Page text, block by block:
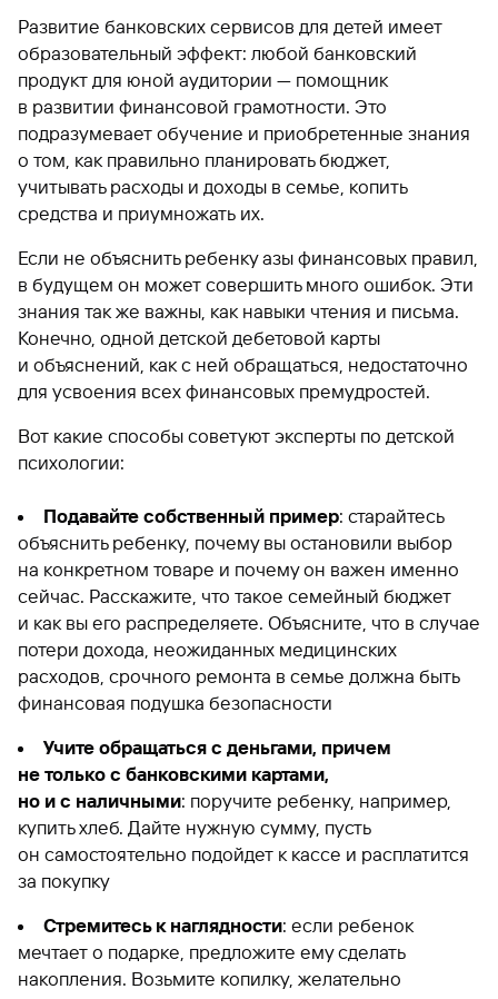
Развитие банковских сервисов для детей имеет
образовательный эффект: любой банковский
продукт для юной аудитории — помощник
в развитии финансовой грамотности. Это
подразумевает обучение и приобретенные знания
о том, как правильно планировать бюджет,
учитывать расходы и доходы в семье, копить
средства и приумножать их.
Если не объяснить ребенку азы финансовых правил,
в будущем он может совершить много ошибок. Эти
знания так же важны, как навыки чтения и письма.
Конечно, одной детской дебетовой карты
и объяснений, как с ней обращаться, недостаточно
для усвоения всех финансовых премудростей.
Вот какие способы советуют эксперты по детской
психологии:
Подавайте собственный пример: старайтесь
объяснить ребенку, почему вы остановили выбор
на конкретном товаре и почему он важен именно
сейчас. Расскажите, что такое семейный бюджет
и как вы его распределяете. Объясните, что в случае
потери дохода, неожиданных медицинских
расходов, срочного ремонта в семье должна быть
финансовая подушка безопасности
Учите обращаться с деньгами, причем
не только с банковскими картами,
но и с наличными: поручите ребенку, например,
купить хлеб. Дайте нужную сумму, пусть
он самостоятельно подойдет к кассе и расплатится
за покупку
Стремитесь к наглядности: если ребенок
мечтает о подарке, предложите ему сделать
накопления. Возьмите копилку, желательно